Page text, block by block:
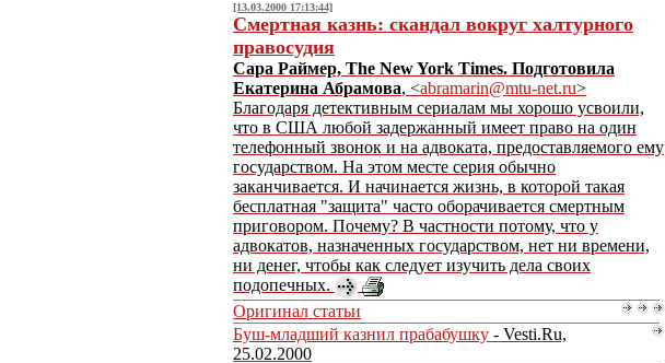
[13.03.2000 17:13:44]
Смертная казнь: скандал вокруг халтурного
правосудия
Сара Раймер, The New York Times. Подготовила
Екатерина Абрамова, <abramarin@mtu-net.ru>
Благодаря детективным сериалам мы хорошо усвоили,
что в США любой задержанный имеет право на один
телефонный звонок и на адвоката, предоставляемого ему
государством. На этом месте серия обычно
заканчивается. И начинается жизнь, в которой такая
бесплатная "защита" часто оборачивается смертным
приговором. Почему? В частности потому, что у
адвокатов, назначенных государством, нет ни времени,
ни денег, чтобы как следует изучить дела своих
подопечных.
Оригинал статьи
Буш-младший казнил прабабушку - Vesti.Ru,
25.02.2000